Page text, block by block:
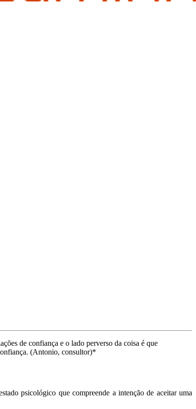
de confiança e o lado perverso da coisa é que
(Antonio, consultor)*
psicológico que compreende a intenção de aceitar uma